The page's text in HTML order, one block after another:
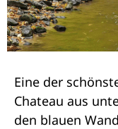
Eine der
Chateau aus
den blauen